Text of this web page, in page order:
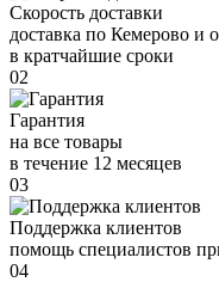
Скорость доставки
доставка по Кемерово и
в кратчайшие сроки
02
Гарантия
на все товары
в течение 12 месяцев
03
Поддержка клиентов
помощь специалистов
04